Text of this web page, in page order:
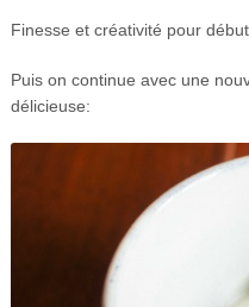
Finesse et créativité pour
Puis on continue avec une
délicieuse: